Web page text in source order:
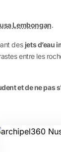
Lembongan.
desjets d’eau
entre les
et de ne pas